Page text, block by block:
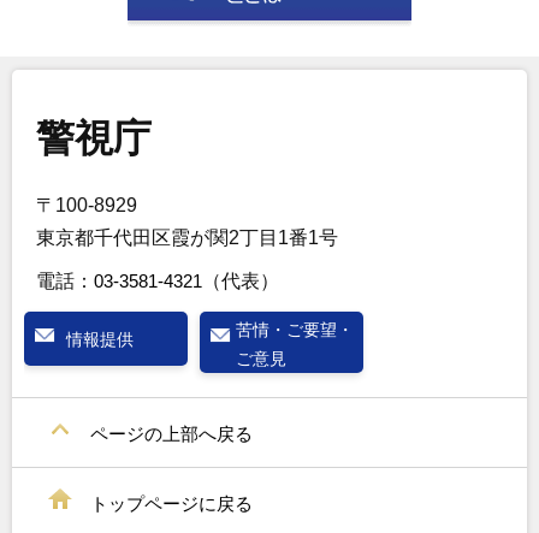
警視庁
〒100-8929
東京都千代田区霞が関2丁目1番1号
電話： 03-3581-4321 （代表）
情報提供
苦情・ご要望・
ご意見
ページの上部へ戻る
トップページに戻る